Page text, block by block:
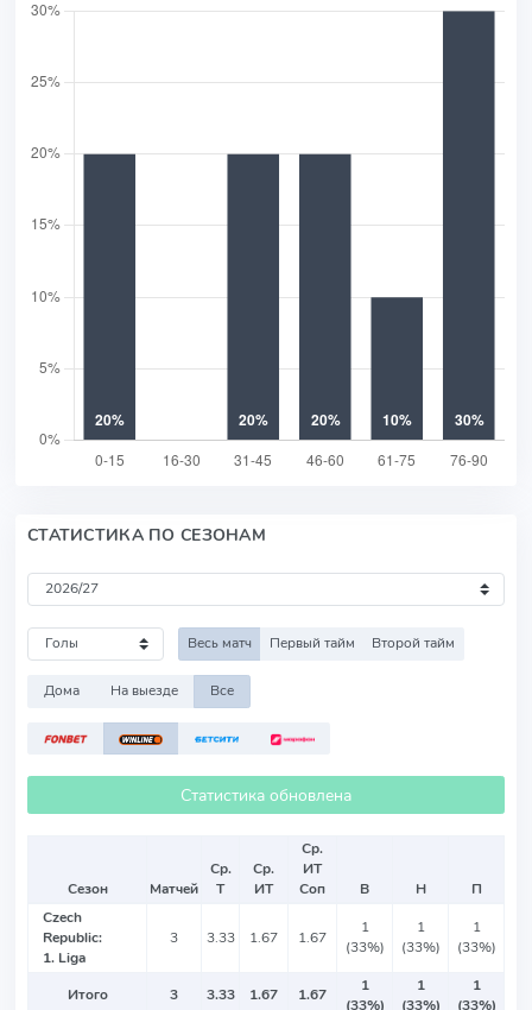
СТАТИСТИКА ПО СЕЗОНАМ
Весь матч Первый тайм Второй тайм
Дома На выезде Все
Статистика обновлена
Сезон Матчей
Ср.
Т
Ср.
ИТ
Ср.
ИТ
Соп
В Н
П
Czech
Republic:
1. Liga
3 3.33 1.67 1.67
1
(33%)
1
(33%)
1
(33%)
Итого 3 3.33 1.67 1.67
1
(33%)
1
(33%)
1
(33%)